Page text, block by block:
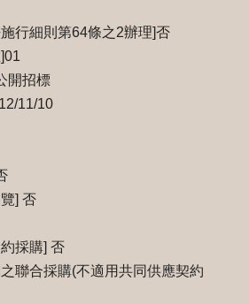
行細則第64條之2辦理]否
開招標
11/10
] 否
採購] 否
聯合採購(不適用共同供應契約